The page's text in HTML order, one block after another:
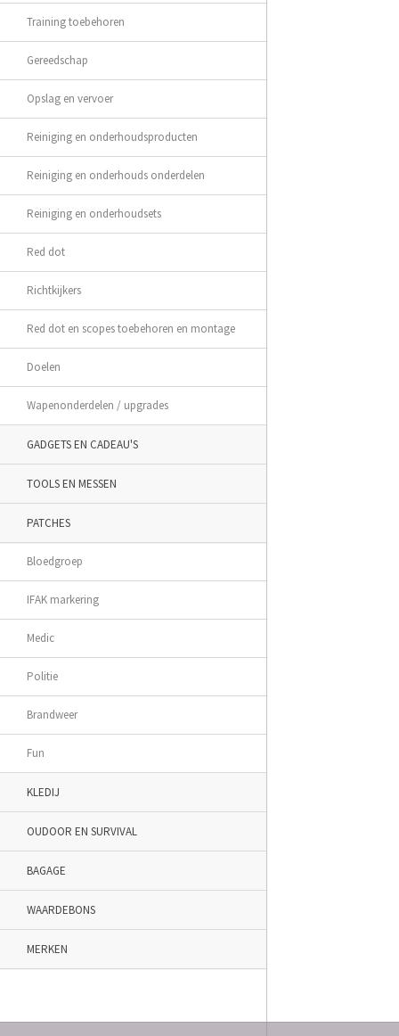
Training toebehoren
Gereedschap
Opslag en vervoer
Reiniging en onderhoudsproducten
Reiniging en onderhouds onderdelen
Reiniging en onderhoudsets
Red dot
Richtkijkers
Red dot en scopes toebehoren en montage
Doelen
Wapenonderdelen / upgrades
GADGETS EN CADEAU'S
TOOLS EN MESSEN
PATCHES
Bloedgroep
IFAK markering
Medic
Politie
Brandweer
Fun
KLEDIJ
OUDOOR EN SURVIVAL
BAGAGE
WAARDEBONS
MERKEN